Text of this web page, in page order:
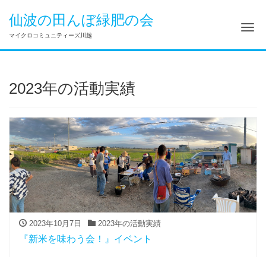
仙波の田んぼ緑肥の会
マイクロコミュニティーズ川越
2023年の活動実績
2023年10月7日 2023年の活動実績
『新米を味わう会！』イベント